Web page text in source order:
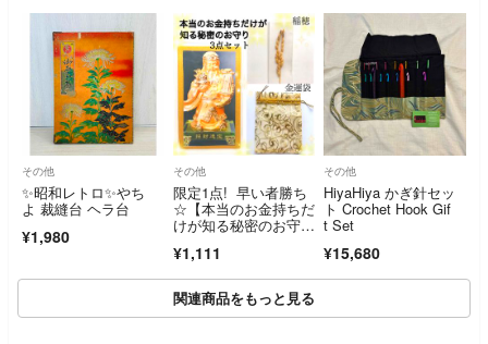
その他
✨昭和レトロ✨やち
よ 裁縫台 ヘラ台
¥1,980
その他
限定1点! 早い者勝ち
☆【本当のお金持ちだ
けが知る秘密のお守
¥1,111
その他
HiyaHiya かぎ針セッ
ト Crochet Hook Gif
t Set
¥15,680
関連商品をもっと見る